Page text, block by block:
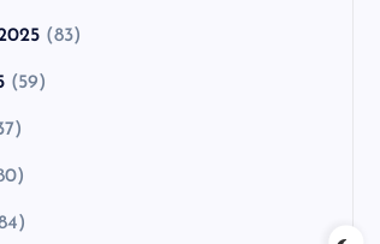
(83)
(59)